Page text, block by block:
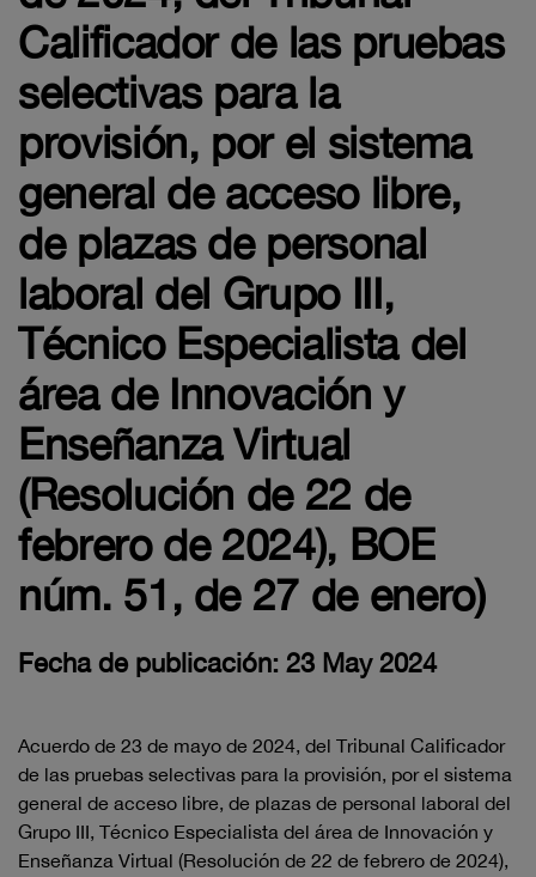
Calificador de las pruebas
selectivas para la
provisión, por el sistema
general de acceso libre,
de plazas de personal
laboral del Grupo III,
Técnico Especialista del
área de Innovación y
Enseñanza Virtual
(Resolución de 22 de
febrero de 2024), BOE
núm. 51, de 27 de enero)
Fecha de publicación: 23 May 2024
Acuerdo de 23 de mayo de 2024, del Tribunal Calificador
de las pruebas selectivas para la provisión, por el sistema
general de acceso libre, de plazas de personal laboral del
Grupo III, Técnico Especialista del área de Innovación y
Enseñanza Virtual (Resolución de 22 de febrero de 2024),